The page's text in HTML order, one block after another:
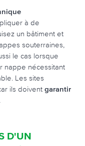
à de
un bâtiment et
souterraines,
le cas lorsque
nappe nécessitant
Les sites
ils doivent garantir
D'UN